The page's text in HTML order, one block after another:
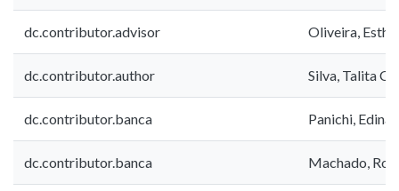
dc.contributor.advisor Oliveira,
dc.contributor.author Silva, Talita
dc.contributor.banca Panichi, Edina
dc.contributor.banca Machado,